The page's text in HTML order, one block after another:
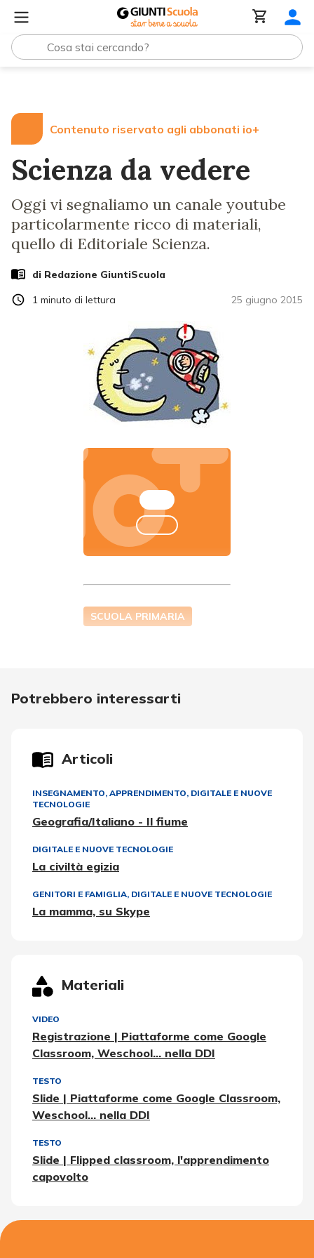
Contenuto riservato agli abbonati io+
Scienza da vedere
Oggi vi segnaliamo un canale youtube
particolarmente ricco di materiali,
quello di Editoriale Scienza.
di Redazione GiuntiScuola
25 giugno 2015
1 minuto di lettura
SCUOLA PRIMARIA
Potrebbero interessarti
Articoli
INSEGNAMENTO, APPRENDIMENTO, DIGITALE E NUOVE
TECNOLOGIE
Geografia/Italiano - Il fiume
DIGITALE E NUOVE TECNOLOGIE
La civiltà egizia
GENITORI E FAMIGLIA, DIGITALE E NUOVE TECNOLOGIE
La mamma, su Skype
Materiali
VIDEO
Registrazione | Piattaforme come Google
Classroom, Weschool... nella DDI
TESTO
Slide | Piattaforme come Google Classroom,
Weschool... nella DDI
TESTO
Slide | Flipped classroom, l'apprendimento
capovolto